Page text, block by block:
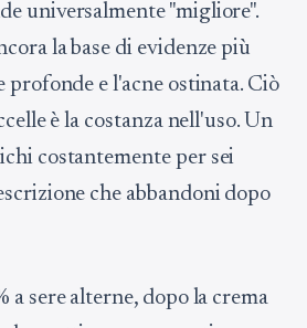
universalmente "migliore".
la base di evidenze più
profonde e l'acne ostinata. Ciò
è la costanza nell'uso. Un
costantemente per sei
che abbandoni dopo
a sere alterne, dopo la crema